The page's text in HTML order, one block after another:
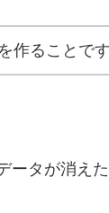
作ることです
ータが消